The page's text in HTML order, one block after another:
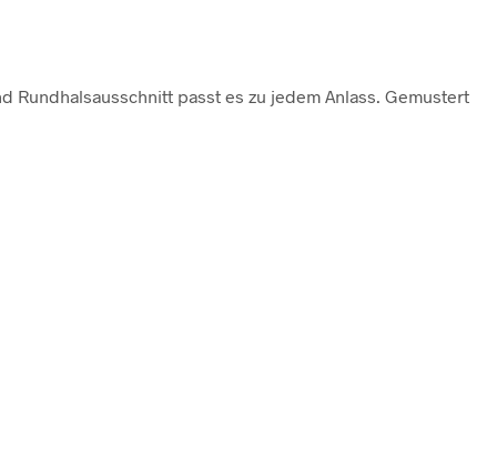
Rundhalsausschnitt passt es zu jedem Anlass. Gemustert